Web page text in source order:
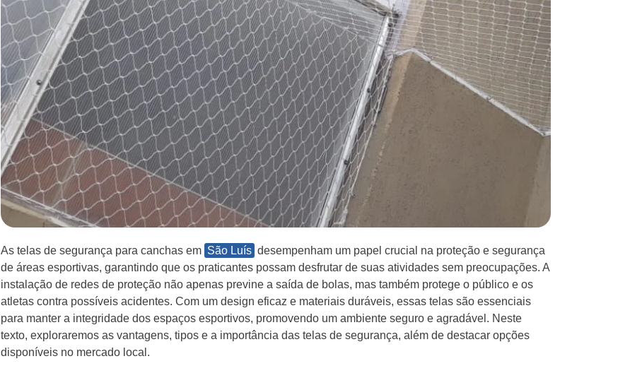
As telas de segurança para canchas em São Luís desempenham um papel crucial na proteção e segurança
de áreas esportivas, garantindo que os praticantes possam desfrutar de suas atividades sem preocupações. A
instalação de redes de proteção não apenas previne a saída de bolas, mas também protege o público e os
atletas contra possíveis acidentes. Com um design eficaz e materiais duráveis, essas telas são essenciais
para manter a integridade dos espaços esportivos, promovendo um ambiente seguro e agradável. Neste
texto, exploraremos as vantagens, tipos e a importância das telas de segurança, além de destacar opções
disponíveis no mercado local.